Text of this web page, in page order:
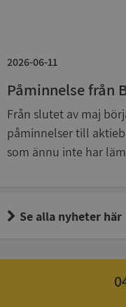
2026-06-11
Påminnelse från
Från slutet av maj
påminnelser till
som ännu inte har
Se alla nyheter här